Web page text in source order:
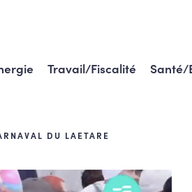
Travail/Fiscalité
DU LAETARE